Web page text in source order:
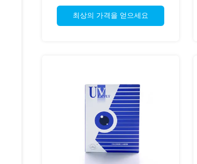
최상의 가격을 얻으세요